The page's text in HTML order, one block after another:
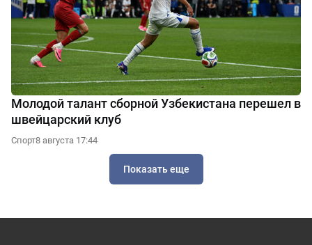
Молодой талант сборной Узбекистана перешел в
швейцарский клуб
Спорт8 августа 17:44
Показать еще